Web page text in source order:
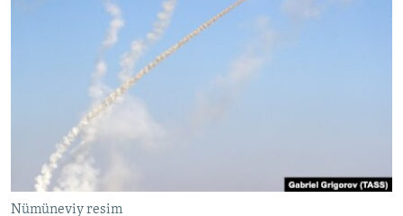
Русский
Українською
Nümüneviy resim